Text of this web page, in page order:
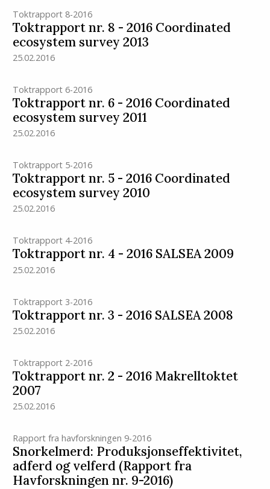
Toktrapport 8-2016
Toktrapport nr. 8 - 2016 Coordinated
ecosystem survey 2013
25.02.2016
Toktrapport 6-2016
Toktrapport nr. 6 - 2016 Coordinated
ecosystem survey 2011
25.02.2016
Toktrapport 5-2016
Toktrapport nr. 5 - 2016 Coordinated
ecosystem survey 2010
25.02.2016
Toktrapport 4-2016
Toktrapport nr. 4 - 2016 SALSEA 2009
25.02.2016
Toktrapport 3-2016
Toktrapport nr. 3 - 2016 SALSEA 2008
25.02.2016
Toktrapport 2-2016
Toktrapport nr. 2 - 2016 Makrelltoktet
2007
25.02.2016
Rapport fra havforskningen 9-2016
Snorkelmerd: Produksjonseffektivitet,
adferd og velferd (Rapport fra
Havforskningen nr. 9-2016)